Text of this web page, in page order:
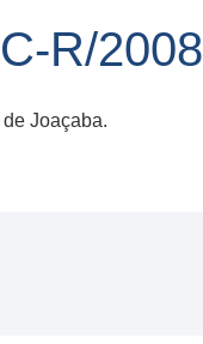
R/2008
Joaçaba.